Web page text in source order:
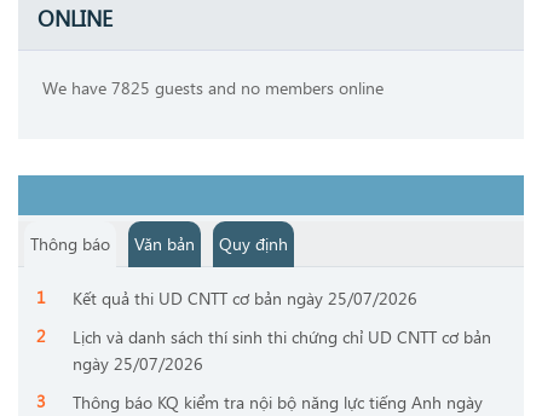
ONLINE
We have 7825 guests and no members online
Thông báo Văn bản Quy định
Kết quả thi UD CNTT cơ bản ngày 25/07/2026
Lịch và danh sách thí sinh thi chứng chỉ UD CNTT cơ bản
ngày 25/07/2026
Thông báo KQ kiểm tra nội bộ năng lực tiếng Anh ngày